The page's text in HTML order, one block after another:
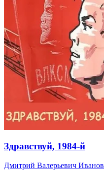
Здравствуй, 1984-й
Дмитрий Валерьевич Иванов